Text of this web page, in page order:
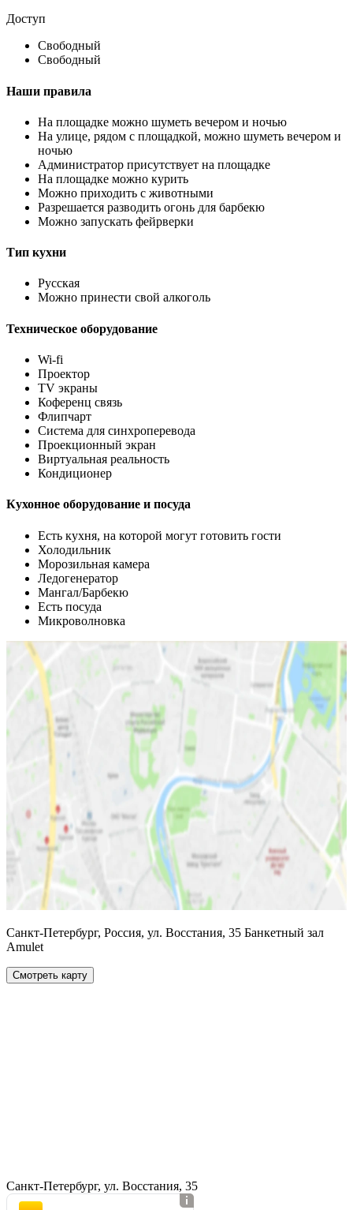
Доступ
Свободный
Свободный
Наши правила
На площадке можно шуметь вечером и ночью
На улице, рядом с площадкой, можно шуметь вечером и
ночью
Администратор присутствует на площадке
На площадке можно курить
Можно приходить с животными
Разрешается разводить огонь для барбекю
Можно запускать фейрверки
Тип кухни
Русская
Можно принести свой алкоголь
Техническое оборудование
Wi-fi
Проектор
TV экраны
Коференц связь
Флипчарт
Система для синхроперевода
Проекционный экран
Виртуальная реальность
Кондиционер
Кухонное оборудование и посуда
Есть кухня, на которой могут готовить гости
Холодильник
Морозильная камера
Ледогенератор
Мангал/Барбекю
Есть посуда
Микроволновка
Санкт-Петербург, Россия, ул. Восстания, 35 Банкетный зал
Amulet
Смотреть карту
Санкт-Петербург, ул. Восстания, 35